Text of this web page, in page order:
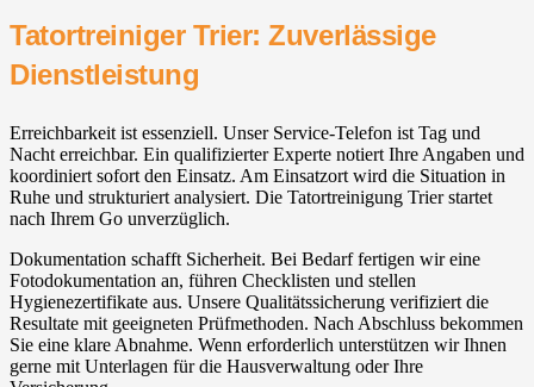
Tatortreiniger Trier: Zuverlässige
Dienstleistung
Erreichbarkeit ist essenziell. Unser Service-Telefon ist Tag und
Nacht erreichbar. Ein qualifizierter Experte notiert Ihre Angaben und
koordiniert sofort den Einsatz. Am Einsatzort wird die Situation in
Ruhe und strukturiert analysiert. Die Tatortreinigung Trier startet
nach Ihrem Go unverzüglich.
Dokumentation schafft Sicherheit. Bei Bedarf fertigen wir eine
Fotodokumentation an, führen Checklisten und stellen
Hygienezertifikate aus. Unsere Qualitätssicherung verifiziert die
Resultate mit geeigneten Prüfmethoden. Nach Abschluss bekommen
Sie eine klare Abnahme. Wenn erforderlich unterstützen wir Ihnen
gerne mit Unterlagen für die Hausverwaltung oder Ihre